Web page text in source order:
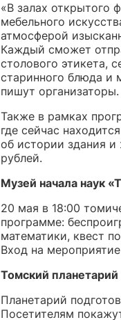
«В залах открытого
мебельного
атмосферой
Каждый сможет
столового этикета,
старинного блюда и
пишут организаторы.
Также в рамках
где сейчас
об истории здания и
рублей.
Музей начала наук
20 мая в 18:00
программе:
математики, квест
Вход на
Томский
Планетарий
Посетителям